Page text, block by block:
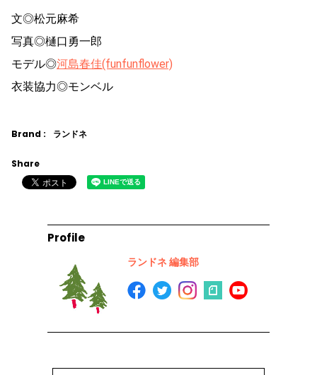
文◎松元麻希
写真◎樋口勇一郎
モデル◎河島春佳(funfunflower)
衣装協力◎モンベル
Brand : ランドネ
Share
Profile
ランドネ 編集部